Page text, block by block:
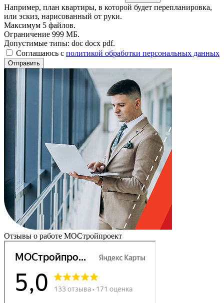
Например, план квартиры, в которой будет перепланировка,
или эскиз, нарисованный от руки.
Максимум 5 файлов.
Ограничение 999 МБ.
Допустимые типы: doc docx pdf.
Соглашаюсь с политикой обработки персональных данных
Отправить
Отзывы о работе МОСтройпроект